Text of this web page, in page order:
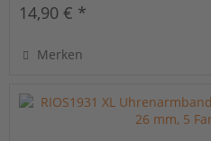
14,90 € *
Merken